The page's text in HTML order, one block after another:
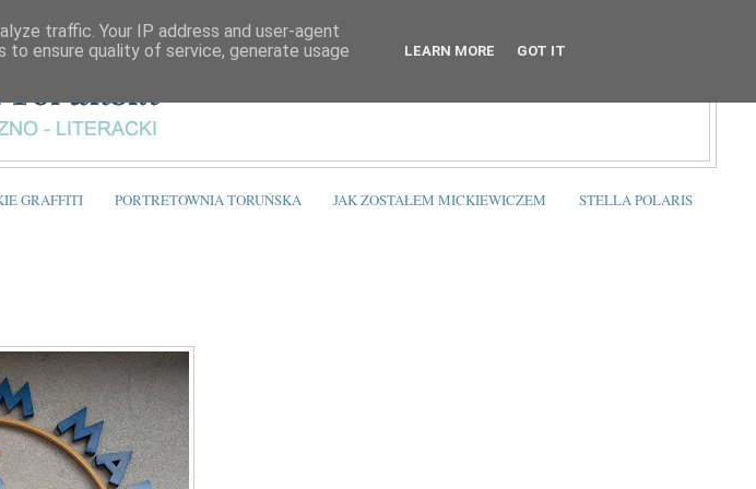
GRAFFITI PORTRETOWNIA TORUŃSKA JAK ZOSTAŁEM MICKIEWICZEM STELLA POLARIS
traffic. Your IP address and user-agent
ensure quality of service, generate usage
LEARN MORE GOT IT